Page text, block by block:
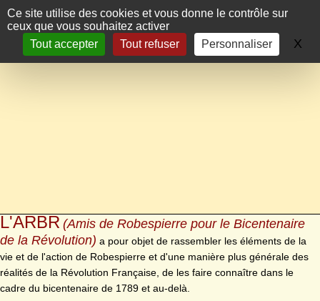
Panneau de gestion des cookies
Ce site utilise des cookies et vous donne le contrôle sur
ceux que vous souhaitez activer
Tout accepter
Tout refuser Personnaliser X
L'ARBR (Amis de Robespierre pour le Bicentenaire
de la Révolution) a pour objet de rassembler les éléments de la
vie et de l'action de Robespierre et d'une manière plus générale des
réalités de la Révolution Française, de les faire connaître dans le
cadre du bicentenaire de 1789 et au-delà.